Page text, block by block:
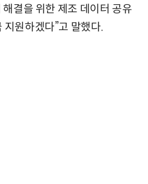
결을 위한 제조 데이터 공유
지원하겠다”고 말했다.